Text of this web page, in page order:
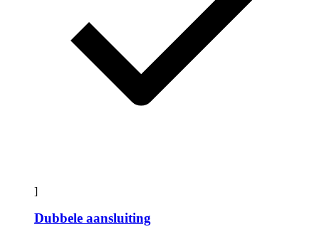
]
Dubbele aansluiting